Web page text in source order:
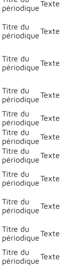
périodiqueTexte
Titre du
périodiqueTexte
Titre du
périodiqueTexte
Titre du
périodiqueTexte
Titre du
périodiqueTexte
Titre du
périodiqueTexte
Titre du
périodiqueTexte
Titre du
périodiqueTexte
Titre du
périodiqueTexte
Titre du
périodiqueTexte
Titre du
périodiqueTexte